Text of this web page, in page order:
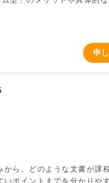
申
ら、どのような文書が課
ポイントまでを分かりや